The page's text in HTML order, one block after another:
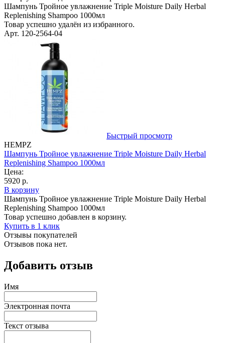
Шампунь Тройное увлажнение Triple Moisture Daily Herbal
Replenishing Shampoo 1000мл
Товар успешно удалён из избранного.
Арт. 120-2564-04
Быстрый просмотр
HEMPZ
Шампунь Тройное увлажнение Triple Moisture Daily Herbal
Replenishing Shampoo 1000мл
Цена:
5920 р.
В корзину
Шампунь Тройное увлажнение Triple Moisture Daily Herbal
Replenishing Shampoo 1000мл
Товар успешно добавлен в корзину.
Купить в 1 клик
Отзывы покупателей
Отзывов пока нет.
Добавить отзыв
Имя
Электронная почта
Текст отзыва